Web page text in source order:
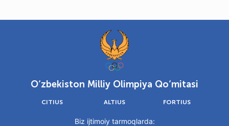
O‘zbekiston Milliy Olimpiya Qo‘mitasi
CITIUS ALTIUS FORTIUS
Biz ijtimoiy tarmoqlarda: